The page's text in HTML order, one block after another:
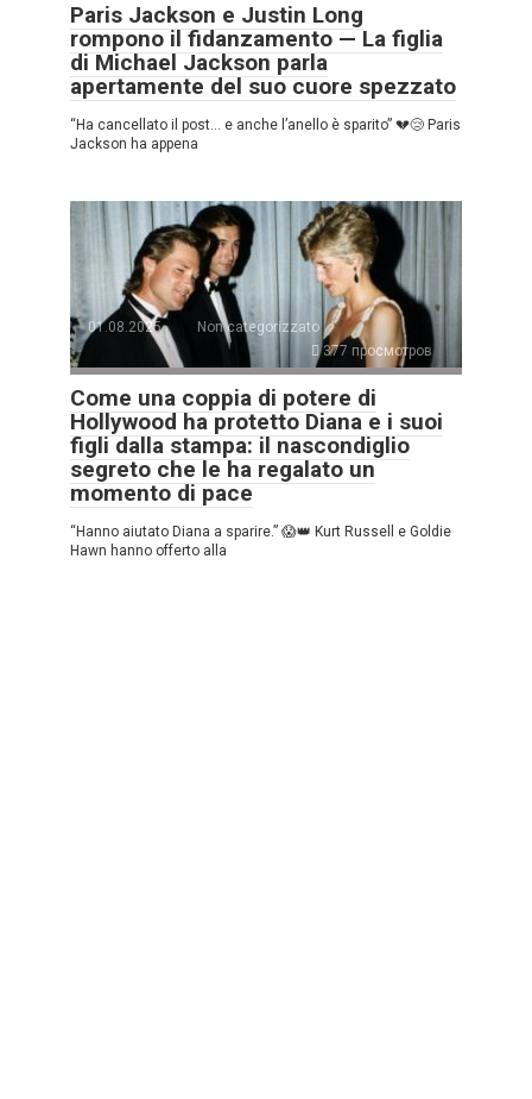
Paris Jackson e Justin Long
rompono il fidanzamento — La figlia
di Michael Jackson parla
apertamente del suo cuore spezzato
“Ha cancellato il post… e anche l’anello è sparito” 💔😢 Paris
Jackson ha appena
01.08.2025
Non categorizzato
377 просмотров
Come una coppia di potere di
Hollywood ha protetto Diana e i suoi
figli dalla stampa: il nascondiglio
segreto che le ha regalato un
momento di pace
“Hanno aiutato Diana a sparire.” 😱👑 Kurt Russell e Goldie
Hawn hanno offerto alla